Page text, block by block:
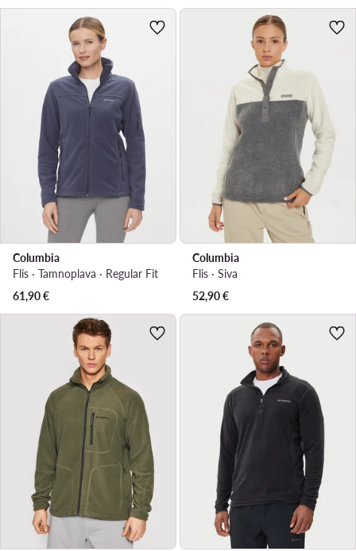
Columbia
Flis · Tamnoplava · Regular Fit
61,90€
Columbia
Flis · Siva
52,90€